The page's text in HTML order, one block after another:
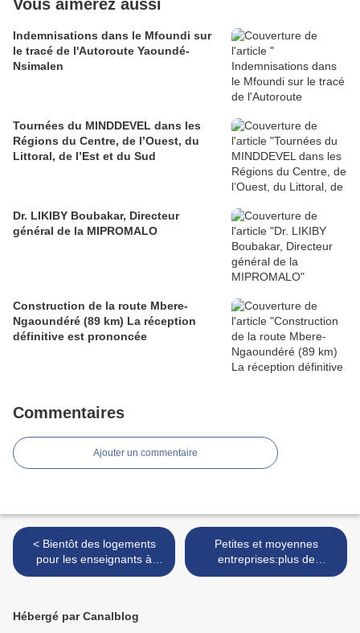
Vous aimerez aussi
Indemnisations dans le Mfoundi sur
le tracé de l'Autoroute Yaoundé-
Nsimalen
Tournées du MINDDEVEL dans les
Régions du Centre, de l’Ouest, du
Littoral, de l’Est et du Sud
Dr. LIKIBY Boubakar, Directeur
général de la MIPROMALO
Construction de la route Mbere-
Ngaoundéré (89 km) La réception
définitive est prononcée
Commentaires
Ajouter un commentaire
< Bientôt des logements
pour les enseignants à
l'université de Dschang
Petites et moyennes
entreprises:plus de
compétitivité en 2017 >
Hébergé par Canalblog